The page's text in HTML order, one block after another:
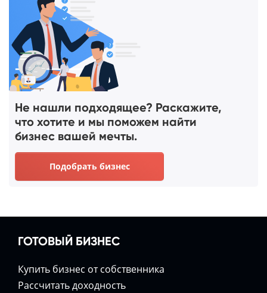
Не нашли подходящее? Раскажите,
что хотите и мы поможем найти
бизнес вашей мечты.
Подобрать бизнес
ГОТОВЫЙ БИЗНЕС
Купить бизнес от собственника
Расcчитать доходность